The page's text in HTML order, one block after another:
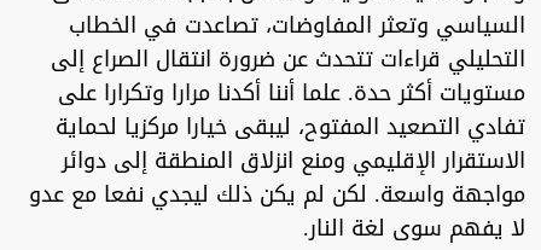
السياسي وتعثر المفاوضات، تصاعدت في الخطاب
التحليلي قراءات تتحدث عن ضرورة انتقال الصراع إلى
مستويات أكثر حدة. علما أننا أكدنا مرارا وتكرارا على
تفادي التصعيد المفتوح، ليبقى خيارا مركزيا لحماية
الاستقرار الإقليمي ومنع انزلاق المنطقة إلى دوائر
مواجهة واسعة. لكن لم يكن ذلك ليجدي نفعا مع عدو
لا يفهم سوى لغة النار.